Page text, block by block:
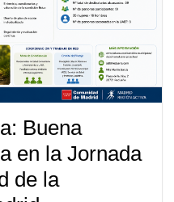
Buena
en la Jornada
de la